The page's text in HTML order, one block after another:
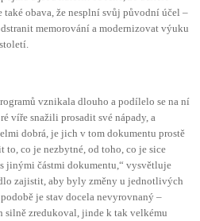
obava, že nesplní svůj původní účel –
memorování a modernizovat výuku
vznikala dlouho a podílelo se na ní
víře snažili prosadit své nápady, a
dobrá, je jich v tom dokumentu prostě
co je nezbytné, od toho, co je sice
jinými částmi dokumentu,“ vysvětluje
zajistit, aby byly změny u jednotlivých
je stav docela nevyrovnaný –
silně zredukoval, jinde k tak velkému